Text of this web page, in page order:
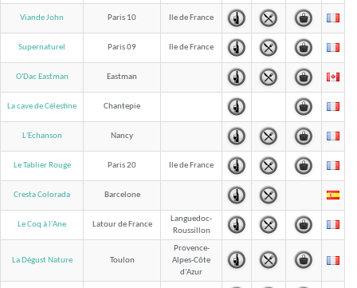
Viande John Paris 10 Ile de France
Supernaturel Paris 09 Ile de France
O'Dac Eastman Eastman
La cave de Célestine Chantepie
L'Echanson Nancy
Le Tablier Rouge Paris 20 Ile de France
Cresta Colorada Barcelone
Le Coq à l'Ane Latour de France
Languedoc-
Roussillon
La Dégust Nature Toulon
Provence-
Alpes-Côte
d'Azur